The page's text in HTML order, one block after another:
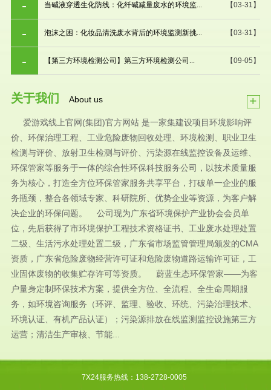
【03-31】
当碱液穿透生化防线：化纤碱减量废水的环境监...
【03-31】
泡沫之困：化妆品清洗废水背后的环境监测新挑...
【09-05】
【第三方环境检测公司】第三方环境检测公司...
关于我们 About us +
爱游戏线上官网(集团)官方网站 是一家集建设项目环境影响评
价、环保治理工程、工业危险废物回收处理、环境检测、职业卫生
检测与评价、放射卫生检测与评价、污染源在线监控设备及运维、
环保管家等服务于一体的综合性环保科技服务公司，以技术质量服
务为核心，打造全方位环保管家服务共享平台，打破单一企业的服
务瓶颈，整合各领域专家、科研院所、优势企业等资源，为客户解
决企业的环保问题。 公司现为广东省环境保护产业协会会员单
位，先后获得了市环境保护工程技术资格证书、工业废水处理处置
二级、生活污水处理处置二级，广东省市场监管管理局颁发的CMA
资质，广东省危险废物经营许可证和危险废物道路运输许可证，工
业固体废物的收集贮存许可等资质。 蔚蓝生态环保管家——为客
户量身定制环保技术方案，提供全方位、全流程、全生命周期服
务，如环境咨询服务（环评、监理、验收、环统、污染治理技术、
环境认证、有机产品认证）；污染源排放在线监测监控设施第三方
运营；清洁生产审核、节能...
7X24服务热线：138-2728-0005